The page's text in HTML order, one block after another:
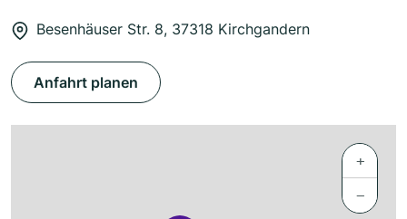
Besenhäuser Str. 8, 37318 Kirchgandern
Anfahrt planen
+
−